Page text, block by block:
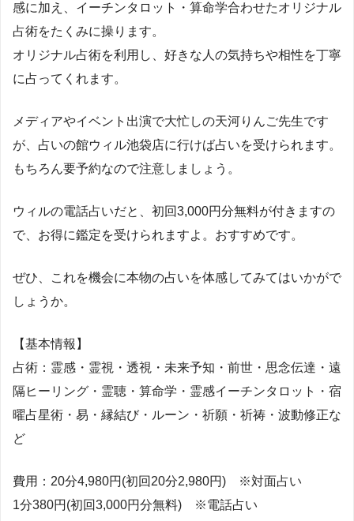
感に加え、イーチンタロット・算命学合わせたオリジナル
占術をたくみに操ります。
オリジナル占術を利用し、好きな人の気持ちや相性を丁寧
に占ってくれます。
メディアやイベント出演で大忙しの天河りんご先生です
が、占いの館ウィル池袋店に行けば占いを受けられます。
もちろん要予約なので注意しましょう。
ウィルの電話占いだと、初回3,000円分無料が付きますの
で、お得に鑑定を受けられますよ。おすすめです。
ぜひ、これを機会に本物の占いを体感してみてはいかがで
しょうか。
【基本情報】
占術：霊感・霊視・透視・未来予知・前世・思念伝達・遠
隔ヒーリング・霊聴・算命学・霊感イーチンタロット・宿
曜占星術・易・縁結び・ルーン・祈願・祈祷・波動修正な
ど
費用：20分4,980円(初回20分2,980円) ※対面占い
1分380円(初回3,000円分無料) ※電話占い